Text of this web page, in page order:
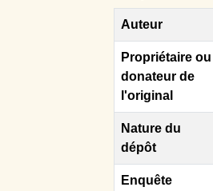
Auteur
Propriétaire ou
donateur de
l'original
Nature du
dépôt
Enquête